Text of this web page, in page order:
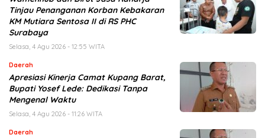
Tinjau Penanganan Korban Kebakaran
KM Mutiara Sentosa II di RS PHC
Surabaya
Selasa, 4 Agu 2026 - 12:55 WITA
Daerah
Apresiasi Kinerja Camat Kupang Barat,
Bupati Yosef Lede: Dedikasi Tanpa
Mengenal Waktu
Selasa, 4 Agu 2026 - 11:26 WITA
Daerah